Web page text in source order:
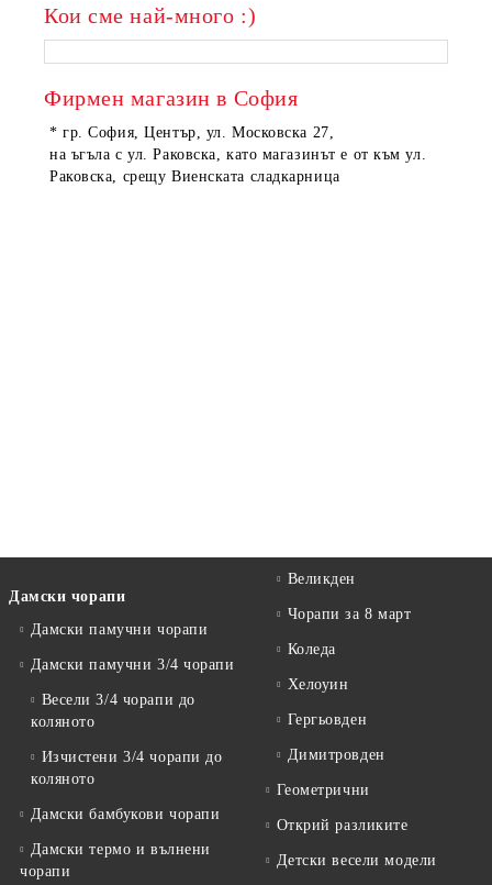
Кои сме най-много :)
Фирмен магазин в София
* гр. София, Център, ул. Московска 27,
на ъгъла с ул. Раковска, като магазинът е от към ул.
Раковска, срещу Виенската сладкарница
Дамски чорапи
Дамски памучни чорапи
Дамски памучни 3/4 чорапи
Весели 3/4 чорапи до
коляното
Изчистени 3/4 чорапи до
коляното
Дамски бамбукови чорапи
Дамски термо и вълнени
чорапи
Великден
Чорапи за 8 март
Коледа
Хелоуин
Гергьовден
Димитровден
Геометрични
Открий разликите
Детски весели модели